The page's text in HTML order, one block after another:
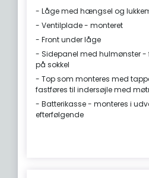
- Låge med hængsel og
- Ventilplade - monteret
- Front under låge
- Sidepanel med hulmønster
på sokkel
- Top som monteres med
fastføres til indersøjle med
- Batterikasse - monteres i
efterfølgende